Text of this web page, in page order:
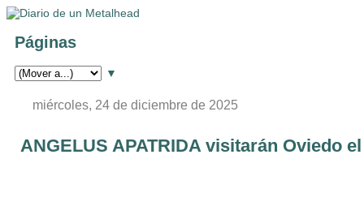
Páginas
▼
miércoles, 24 de diciembre de 2025
ANGELUS APATRIDA visitarán Oviedo